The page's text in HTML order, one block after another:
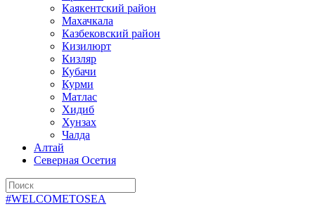
Каякентский район
Махачкала
Казбековский район
Кизилюрт
Кизляр
Кубачи
Курми
Матлас
Хидиб
Хунзах
Чалда
Алтай
Северная Осетия
#WELCOMETOSEA